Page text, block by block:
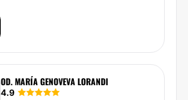
OD. MARÍA GENOVEVA LORANDI
4.9